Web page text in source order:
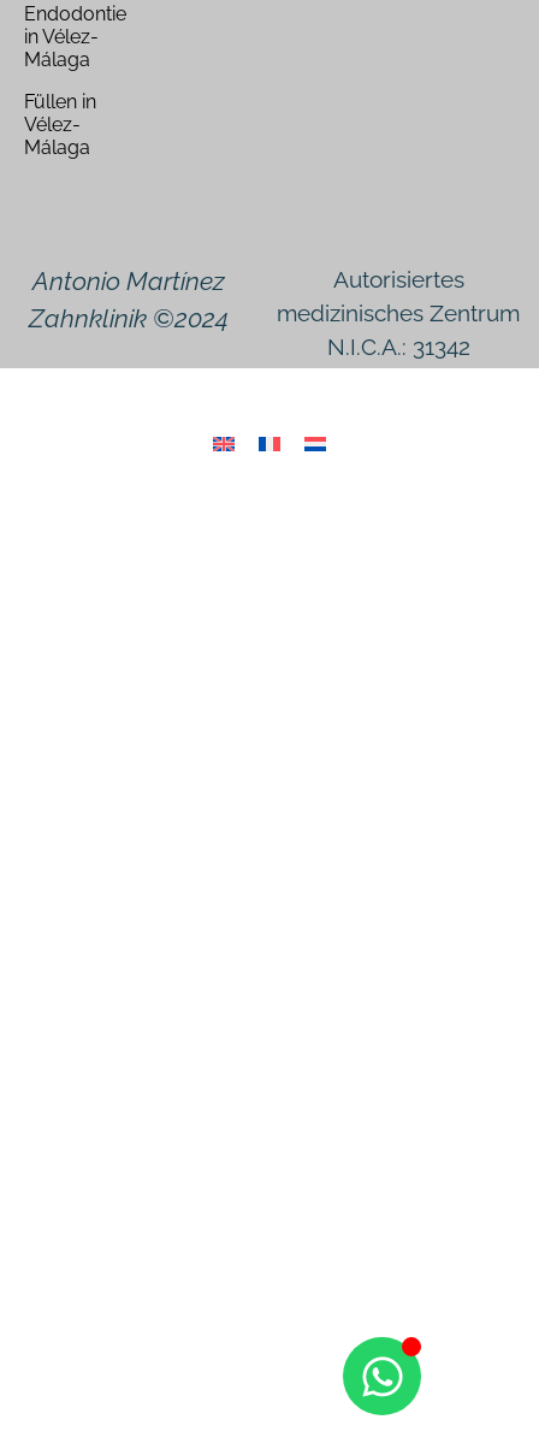
Endodontie
in Vélez-
Málaga
Füllen in
Vélez-
Málaga
Antonio Martínez
Zahnklinik ©2024
Autorisiertes
medizinisches Zentrum
N.I.C.A.: 31342